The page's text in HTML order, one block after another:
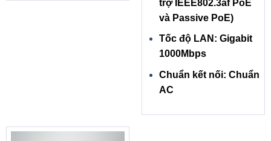
trợ IEEE802.3af PoE
và Passive PoE)
Tốc độ LAN: Gigabit
1000Mbps
Chuẩn kết nối: Chuẩn
AC